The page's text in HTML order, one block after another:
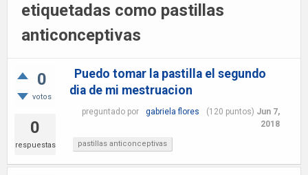
etiquetadas como pastillas
anticonceptivas
0
votos
0
respuestas
Puedo tomar la pastilla el segundo
dia de mi mestruacion
preguntado por gabriela flores (120 puntos) Jun 7,
2018
pastillas anticonceptivas